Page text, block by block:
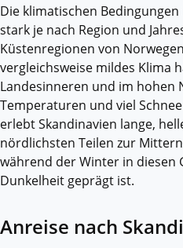
Die klimatischen
stark je nach Region und
Küstenregionen von
vergleichsweise mildes Klima
Landesinneren und im
Temperaturen und viel
erlebt Skandinavien lange,
nördlichsten Teilen zur
während der Winter in diesen
Dunkelheit geprägt ist.
Anreise nach